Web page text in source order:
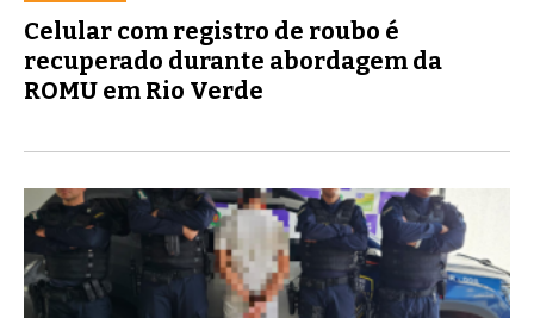
Celular com registro de roubo é
recuperado durante abordagem da
ROMU em Rio Verde